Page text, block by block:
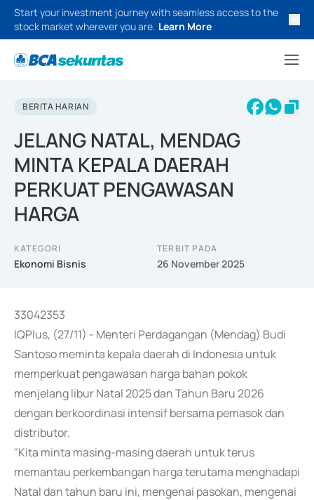
Start your investment journey with seamless access to the
stock market wherever you are. Learn More
BERITA HARIAN
JELANG NATAL, MENDAG
MINTA KEPALA DAERAH
PERKUAT PENGAWASAN
HARGA
KATEGORI
Ekonomi Bisnis
TERBIT PADA
26 November 2025
33042353
IQPlus, (27/11) - Menteri Perdagangan (Mendag) Budi
Santoso meminta kepala daerah di Indonesia untuk
memperkuat pengawasan harga bahan pokok
menjelang libur Natal 2025 dan Tahun Baru 2026
dengan berkoordinasi intensif bersama pemasok dan
distributor.
"Kita minta masing-masing daerah untuk terus
memantau perkembangan harga terutama menghadapi
Natal dan tahun baru ini, mengenai pasokan, mengenai